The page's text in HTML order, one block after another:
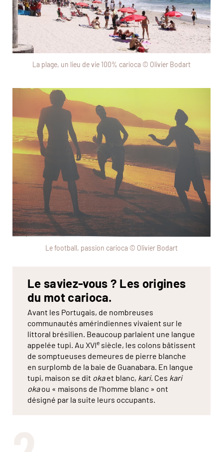
La plage, un lieu de vie 100% carioca © Olivier Bodart
Le football, passion carioca © Olivier Bodart
Le saviez-vous ? Les origines
du mot carioca.
Avant les Portugais, de nombreuses
communautés amérindiennes vivaient sur le
littoral brésilien. Beaucoup parlaient une langue
appelée tupi. Au XVIe siècle, les colons bâtissent
de somptueuses demeures de pierre blanche
en surplomb de la baie de Guanabara. En langue
tupi, maison se dit okaet blanc, kari. Ces kari
okaou « maisons de l'homme blanc » ont
désigné par la suite leurs occupants.